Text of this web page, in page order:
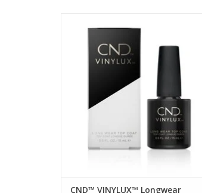
je gegarandeerd van een week lang een
schitterende, hoogglans polish! De
innovatieve ProLight technologie zorgt
ervoor dat de topcoat in natuurlijk licht
uithard
TOEVOEGEN AAN WINKELWAGEN
CND™ VINYLUX™ Longwear